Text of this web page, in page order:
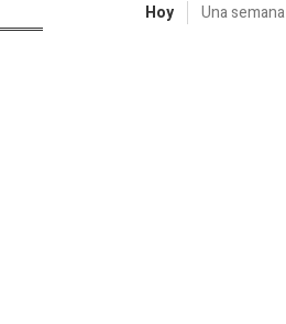
Hoy Una semana